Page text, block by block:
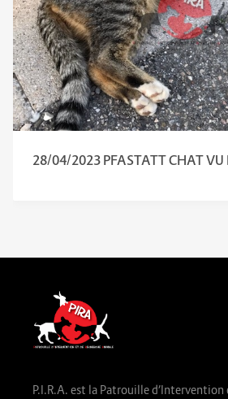
28/04/2023 PFASTATT CHAT VU
P.I.R.A. est la Patrouille d’Intervention